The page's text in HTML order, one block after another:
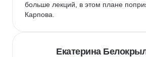
больше лекций, в этом плане
Карпова.
Екатерина